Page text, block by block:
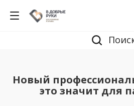
Новый
это значит для